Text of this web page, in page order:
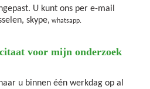
U kunt ons per e-mail
skype, whatsapp.
voor mijn onderzoek
u binnen één werkdag op al